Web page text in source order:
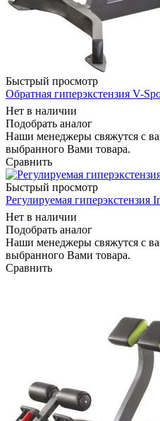
Быстрый просмотр
Обратная гиперэкстензия V-
Нет в наличии
Подобрать аналог
Наши менеджеры свяжутся с
выбранного Вами товара.
Сравнить
Быстрый просмотр
Регулируемая гиперэкстензия
Нет в наличии
Подобрать аналог
Наши менеджеры свяжутся с
выбранного Вами товара.
Сравнить